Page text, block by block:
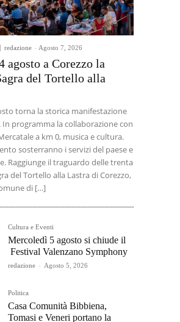
redazione - Agosto 7, 2026
agosto a Corezzo la
del Tortello alla
torna la storica manifestazione
In programma la collaborazione con
a km 0, musica e cultura.
sosterranno i servizi del paese e
Raggiunge il traguardo delle trenta
del Tortello alla Lastra di Corezzo,
di […]
Cultura e Eventi
Mercoledì 5 agosto si chiude il
Festival Valenzano Symphony
redazione - Agosto 5, 2026
Politica
Casa Comunità Bibbiena,
Tomasi e Veneri portano la